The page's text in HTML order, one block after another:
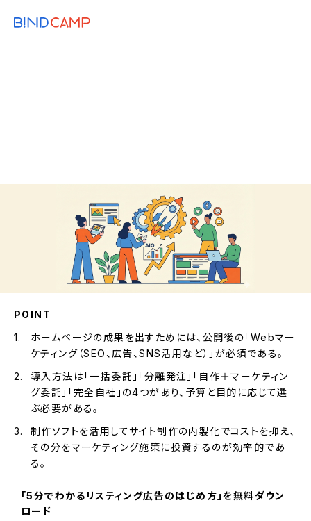
POINT
ホームページの成果を出すためには、公開後の「Webマー
ケティング（SEO、広告、SNS活用など）」が必須である。
導入方法は「一括委託」「分離発注」「自作＋マーケティン
グ委託」「完全自社」の4つがあり、予算と目的に応じて選
ぶ必要がある。
制作ソフトを活用してサイト制作の内製化でコストを抑え、
その分をマーケティング施策に投資するのが効率的であ
る。
「5分でわかるリスティング広告のはじめ方」を無料ダウン
ロード